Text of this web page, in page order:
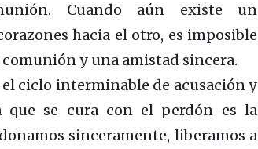
Cuando aún existe un
hacia el otro, es imposible
y una amistad sincera.
ciclo interminable de acusación y
que se cura con el perdón es la
sinceramente, liberamos a